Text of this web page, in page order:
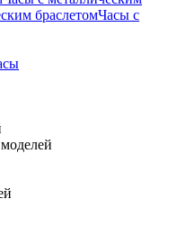
браслетомЧасы с